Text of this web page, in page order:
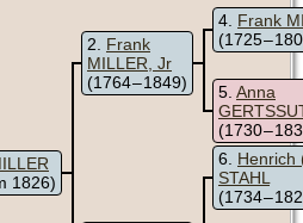
1826)
2
Frank
MILLER, Jr
(1764 – 1849)
4 Frank
(1725 –
5 Anna
(1730 –
6
Henrich
STAHL
(1734 –